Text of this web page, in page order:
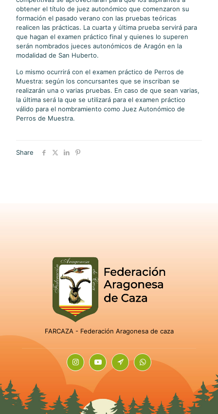
obtener el título de juez autonómico que comenzaron su
formación el pasado verano con las pruebas teóricas
realicen las prácticas. La cuarta y última prueba servirá para
que hagan el examen práctico final y quienes lo superen
serán nombrados jueces autonómicos de Aragón en la
modalidad de San Huberto.
Lo mismo ocurrirá con el examen práctico de Perros de
Muestra: según los concursantes que se inscriban se
realizarán una o varias pruebas. En caso de que sean varias,
la última será la que se utilizará para el examen práctico
válido para el nombramiento como Juez Autonómico de
Perros de Muestra.
Share
FARCAZA - Federación Aragonesa de caza